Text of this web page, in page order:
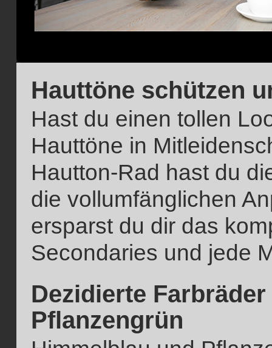
Hauttöne schützen
Hast du einen tollen
Hauttöne in
Hautton-Rad hast du
die vollumfänglichen
ersparst du dir das
Secondaries und jede
Dezidierte
Pflanzengrün